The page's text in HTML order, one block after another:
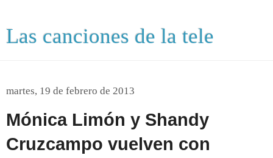
Las canciones de la tele
martes, 19 de febrero de 2013
Mónica Limón y Shandy
Cruzcampo vuelven con